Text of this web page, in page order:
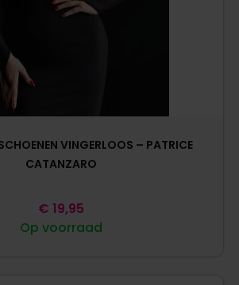
VINGERLOOS – PATRICE
CATANZARO
Op voorraad
€ 19,95